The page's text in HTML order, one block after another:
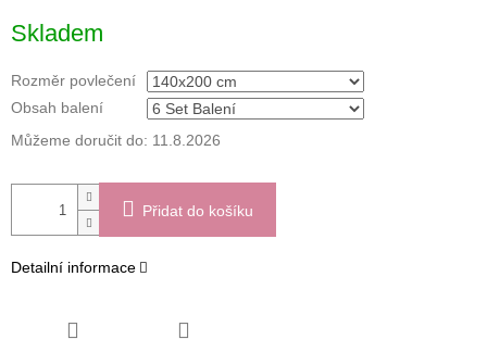
cena:
Skladem
Rozměr povlečení
Obsah balení
Můžeme doručit do: 11.8.2026
Přidat do košíku
Detailní informace